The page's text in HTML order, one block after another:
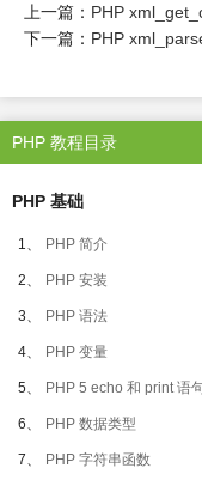
上一篇： PHP
下一篇： PHP
PHP 教程目录
PHP 基础
1、 PHP 简介
2、 PHP 安装
3、 PHP 语法
4、 PHP 变量
5、 PHP 5 echo 和 print 语
6、 PHP 数据类型
7、 PHP 字符串函数